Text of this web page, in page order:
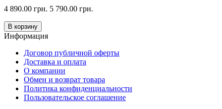
4 890.00 грн. 5 790.00 грн.
В корзину
Информация
Договор публичной оферты
Доставка и оплата
О компании
Обмен и возврат товара
Политика конфиденциальности
Пользовательское соглашение